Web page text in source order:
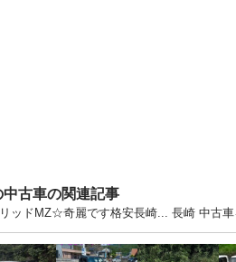
古車の関連記事
ッドMZ☆奇麗です格安長崎... 長崎 中古車